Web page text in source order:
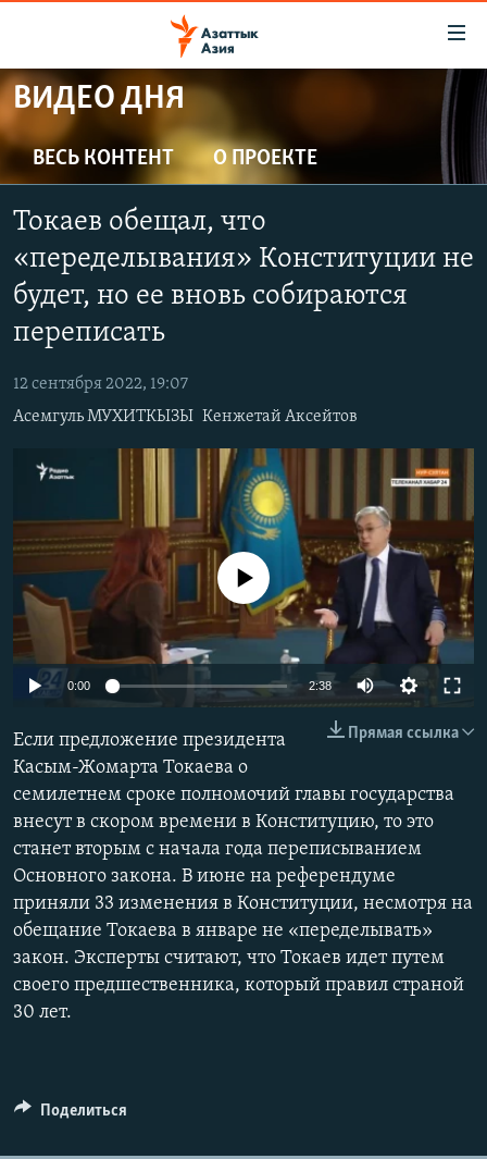
Вернуться
основному
содержанию
главной
навигации
Вернутся
ЦЕНТРАЛЬНАЯ АЗИЯ
КАЗАХСТАН
УЗБЕКИСТАН
ТАДЖИКИСТАН
НОВОСТИ
НА ДРУГИХ ЯЗЫКАХ
ҚАЗАҚША
КЫРГЫЗЧА
ЎЗБЕКЧА
ТОҶИКӢ
TÜRKMENÇE
ПОДПИШИТЕСЬ НА НАС В СОЦСЕТЯХ
Все сайты РСЕ/РС
ВИДЕО ДНЯ
ВЕСЬ КОНТЕНТ О ПРОЕКТЕ
Токаев обещал, что
«переделывания» Конституции не
будет, но ее вновь собираются
переписать
12 сентября 2022, 19:07
Асемгуль МУХИТКЫЗЫ Кенжетай Аксейтов
480p
1080p
No media source currently available
0:00 2:38 Auto
480p
720p
1080p
Прямая ссылка
Если предложение президента
Касым-Жомарта Токаева о
семилетнем сроке полномочий главы государства
внесут в скором времени в Конституцию, то это
станет вторым с начала года переписыванием
Основного закона. В июне на референдуме
приняли 33 изменения в Конституции, несмотря на
обещание Токаева в январе не «переделывать»
закон. Эксперты считают, что Токаев идет путем
своего предшественника, который правил страной
30 лет.
Поделиться